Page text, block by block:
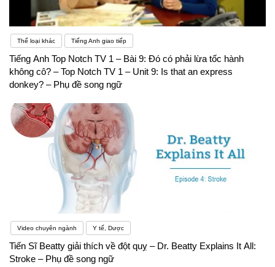
Thể loại khác Tiếng Anh giao tiếp
Tiếng Anh Top Notch TV 1 – Bài 9: Đó có phải lừa tốc hành
không cô? – Top Notch TV 1 – Unit 9: Is that an express
donkey? – Phụ đề song ngữ
Video chuyên ngành Y tế, Dược
Tiến Sĩ Beatty giải thích về đột quỵ – Dr. Beatty Explains It All:
Stroke – Phụ đề song ngữ